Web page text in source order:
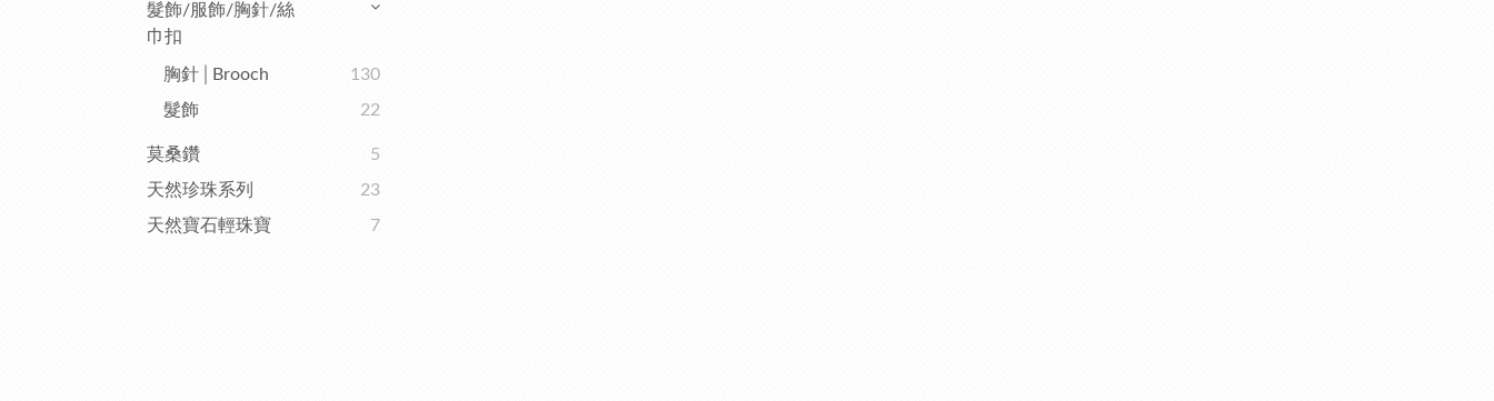
髮飾/服飾/胸針/絲
巾扣
胸針│Brooch
130
髮飾
22
莫桑鑽
5
天然珍珠系列
23
天然寶石輕珠寶
7